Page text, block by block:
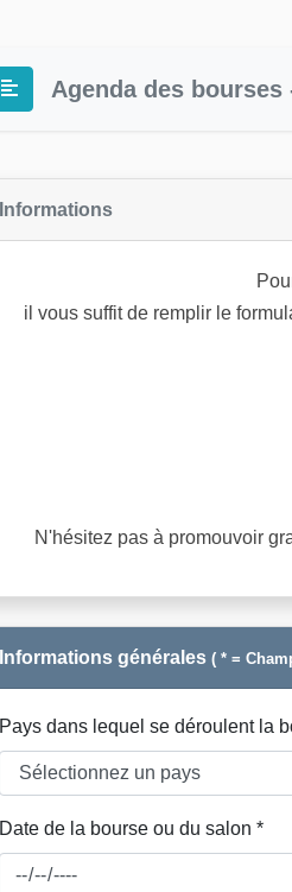
Agenda des
Informations
il vous suffit de remplir le
N'hésitez pas à promouvoir
Informations générales ( * =
Pays dans lequel se déroulent la
Date de la bourse ou du salon *